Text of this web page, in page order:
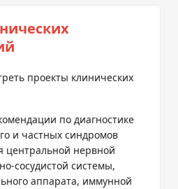
проекты клинических
по диагностике
и частных синдромов
центральной нервной
сосудистой системы,
аппарата, иммунной